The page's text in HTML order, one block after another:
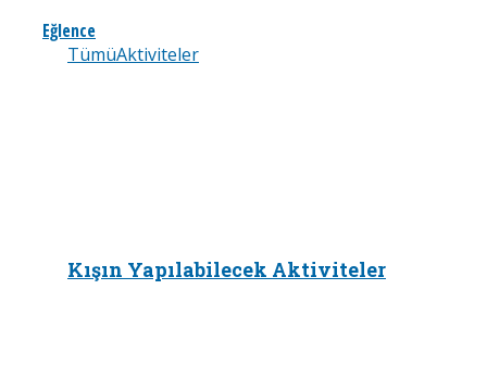
Eğlence
TümüAktiviteler
Kışın Yapılabilecek Aktiviteler